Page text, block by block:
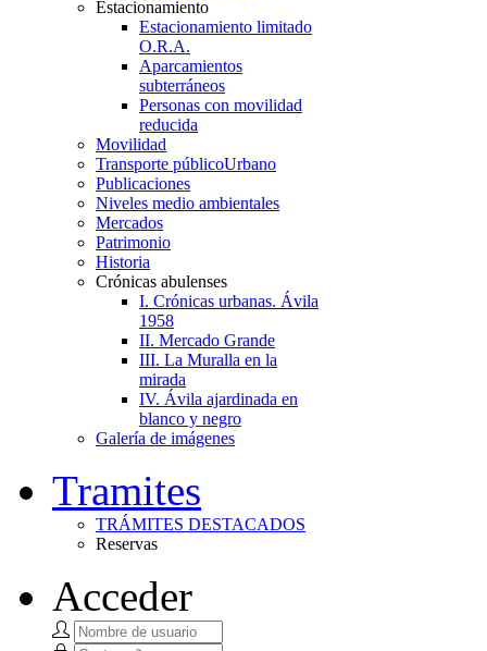
Estacionamiento
Estacionamiento limitado
O.R.A.
Aparcamientos
subterráneos
Personas con movilidad
reducida
Movilidad
Transporte públicoUrbano
Publicaciones
Niveles medio ambientales
Mercados
Patrimonio
Historia
Crónicas abulenses
I. Crónicas urbanas. Ávila
1958
II. Mercado Grande
III. La Muralla en la
mirada
IV. Ávila ajardinada en
blanco y negro
Galería de imágenes
Tramites
TRÁMITES DESTACADOS
Reservas
Acceder